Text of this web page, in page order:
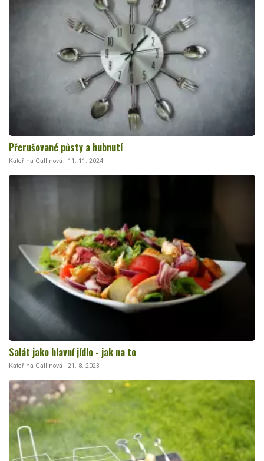
Přerušované půsty a hubnutí
Kateřina Gallinová · 11. 11. 2024
Salát jako hlavní jídlo - jak na to
Kateřina Gallinová · 21. 8. 2023